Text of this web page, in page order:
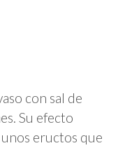
con sal de
Su efecto
eructos que